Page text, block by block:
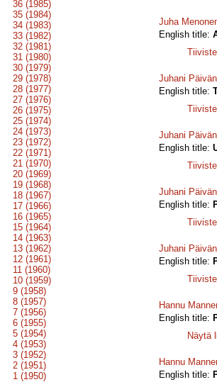
36 (1985)
35 (1984)
34 (1983)
33 (1982)
32 (1981)
31 (1980)
30 (1979)
29 (1978)
28 (1977)
27 (1976)
26 (1975)
25 (1974)
24 (1973)
23 (1972)
22 (1971)
21 (1970)
20 (1969)
19 (1968)
18 (1967)
17 (1966)
16 (1965)
15 (1964)
14 (1963)
13 (1962)
12 (1961)
11 (1960)
10 (1959)
9 (1958)
8 (1957)
7 (1956)
6 (1955)
5 (1954)
4 (1953)
3 (1952)
2 (1951)
1 (1950)
Juha
English title:
Juhani
English title:
Juhani
English title:
Juhani
English title:
Juhani
English title:
Hannu
English title:
Näytä
Hannu
English title: